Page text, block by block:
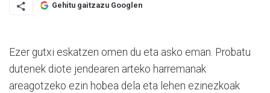
Gehitu gaitzazu Googlen
Ezer gutxi eskatzen omen du eta asko eman. Probatu
dutenek diote jendearen arteko ha­rremanak
areagotzeko ezin hobea dela eta lehen ezinez­koak